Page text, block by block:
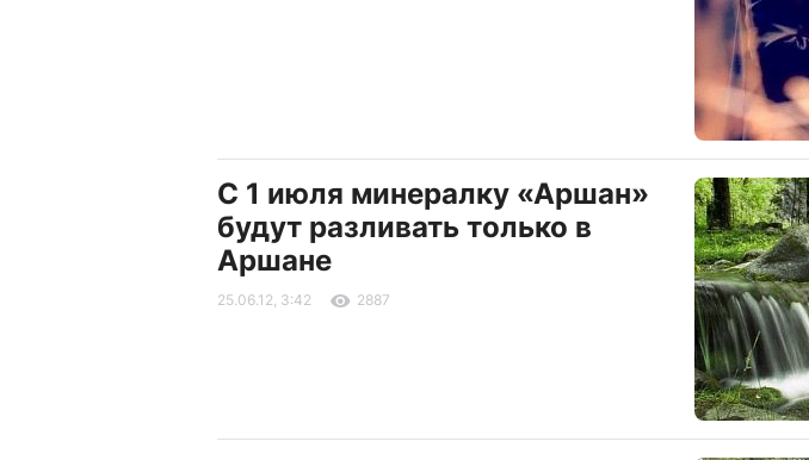
С 1 июля минералку «Аршан»
будут разливать только в
Аршане
25.06.12, 3:42 2887